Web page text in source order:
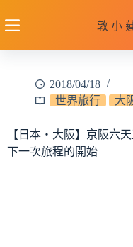
至
敦 小
2018/04/18
世界旅行
大
【日本‧大阪】京阪六
下一次旅程的開始